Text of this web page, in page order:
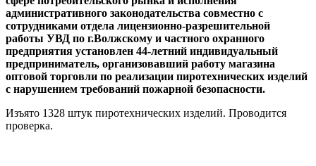
административного законодательства совместно с
сотрудниками отдела лицензионно-разрешительной
работы УВД по г.Волжскому и частного охранного
предприятия установлен 44-летний индивидуальный
предприниматель, организовавший работу магазина
оптовой торговли по реализации пиротехнических изделий
с нарушением требований пожарной безопасности.
Изъято 1328 штук пиротехнических изделий. Проводится
проверка.